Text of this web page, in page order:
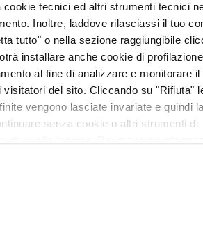
tecnici ed altri strumenti tecnici
Inoltre, laddove rilasciassi il tuo
tutto" o nella sezione raggiungibile
installare anche cookie di
al fine di analizzare e monitorare il
visitatori del sito. Cliccando su "Rifiuta"
vengono lasciate invariate e quindi
senza cookie o altri strumenti di
Le volontarie vi
attenderanno dal lunedì
pomeriggio al venerdì con
il seguente orario: mattino
10.00-12.45, pomeriggio
16.15-19.45.
Sarà bello incontrarsi di
nuovo, raccontare le